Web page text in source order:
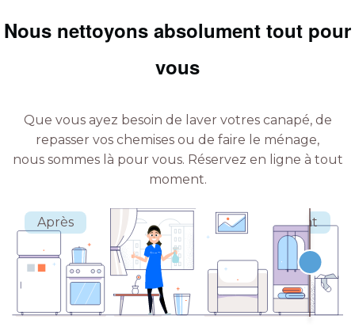
Nous nettoyons absolument tout pour
vous
Que vous ayez besoin de laver votres canapé, de
repasser vos chemises ou de faire le ménage,
nous sommes là pour vous. Réservez en ligne à tout
moment.